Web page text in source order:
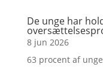
De unge har
8 jun 2026
63 procent af